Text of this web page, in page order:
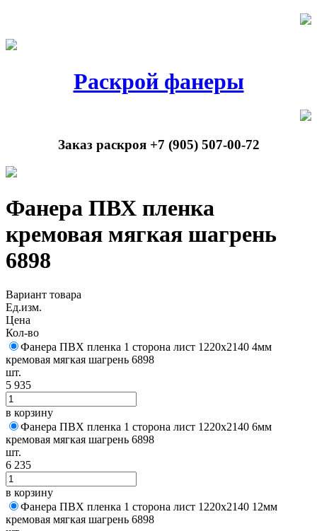
Раскрой фанеры
Заказ раскроя +7 (905) 507-00-72
Фанера ПВХ пленка
кремовая мягкая шагрень
6898
Вариант товара
Ед.изм.
Цена
Кол-во
Фанера ПВХ пленка 1 сторона лист 1220х2140 4мм
кремовая мягкая шагрень 6898
шт.
5 935
в корзину
Фанера ПВХ пленка 1 сторона лист 1220х2140 6мм
кремовая мягкая шагрень 6898
шт.
6 235
в корзину
Фанера ПВХ пленка 1 сторона лист 1220х2140 12мм
кремовая мягкая шагрень 6898